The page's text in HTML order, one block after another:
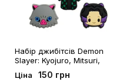
Набір джибітсів Demon
Slayer: Kyojuro, Mitsuri,
Inosuke and Shinobu, (6423)
Ціна 150 грн